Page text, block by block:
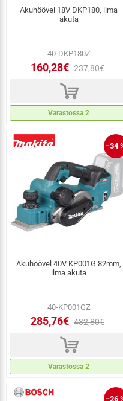
Akuhöövel 18V DKP180, ilma
akuta
40-DKP180Z
160,28€ 237,80€
d
Varastossa 2
−34
Akuhöövel 40V KP001G 82mm,
ilma akuta
40-KP001GZ
285,76€ 432,80€
d
Varastossa 2
−26